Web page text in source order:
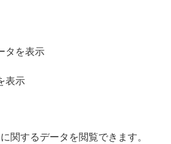
タを表示
表示
関するデータを閲覧できます。